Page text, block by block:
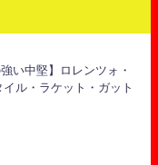
い中堅】ロレンツォ・
ル・ラケット・ガット